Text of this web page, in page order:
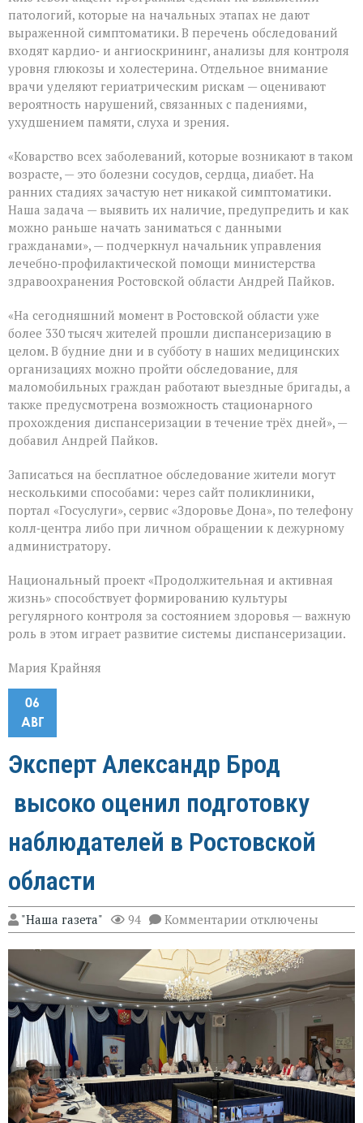
патологий, которые на начальных этапах не дают
выраженной симптоматики. В перечень обследований
входят кардио‑ и ангиоскрининг, анализы для контроля
уровня глюкозы и холестерина. Отдельное внимание
врачи уделяют гериатрическим рискам — оценивают
вероятность нарушений, связанных с падениями,
ухудшением памяти, слуха и зрения.
«Коварство всех заболеваний, которые возникают в таком
возрасте, — это болезни сосудов, сердца, диабет. На
ранних стадиях зачастую нет никакой симптоматики.
Наша задача — выявить их наличие, предупредить и как
можно раньше начать заниматься с данными
гражданами», — подчеркнул начальник управления
лечебно‑профилактической помощи министерства
здравоохранения Ростовской области Андрей Пайков.
«На сегодняшний момент в Ростовской области уже
более 330 тысяч жителей прошли диспансеризацию в
целом. В будние дни и в субботу в наших медицинских
организациях можно пройти обследование, для
маломобильных граждан работают выездные бригады, а
также предусмотрена возможность стационарного
прохождения диспансеризации в течение трёх дней», —
добавил Андрей Пайков.
Записаться на бесплатное обследование жители могут
несколькими способами: через сайт поликлиники,
портал «Госуслуги», сервис «Здоровье Дона», по телефону
колл‑центра либо при личном обращении к дежурному
администратору.
Национальный проект «Продолжительная и активная
жизнь» способствует формированию культуры
регулярного контроля за состоянием здоровья — важную
роль в этом играет развитие системы диспансеризации.
Мария Крайняя
06
АВГ
Эксперт Александр Брод
высоко оценил подготовку
наблюдателей в Ростовской
области
"Наша газета" 94 Комментарии к
записи
Эксперт
Александр
Брод
высоко
оценил
подготовку
наблюдателей
Ростовской
области
отключены